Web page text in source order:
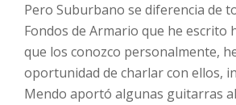
Pero Suburbano se diferencia de
Fondos de Armario que he escrito
que los conozco personalmente,
oportunidad de charlar con ellos,
Mendo aportó algunas guitarras